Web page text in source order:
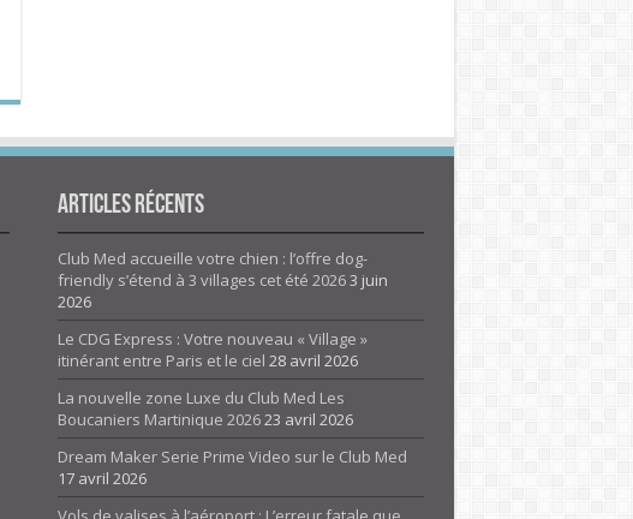
Articles Récents
Club Med accueille votre chien : l’offre dog-
friendly s’étend à 3 villages cet été 20263 juin
2026
Le CDG Express : Votre nouveau « Village »
itinérant entre Paris et le ciel 28 avril 2026
La nouvelle zone Luxe du Club Med Les
Boucaniers Martinique 202623 avril 2026
Dream Maker Serie Prime Video sur le Club Med
17 avril 2026